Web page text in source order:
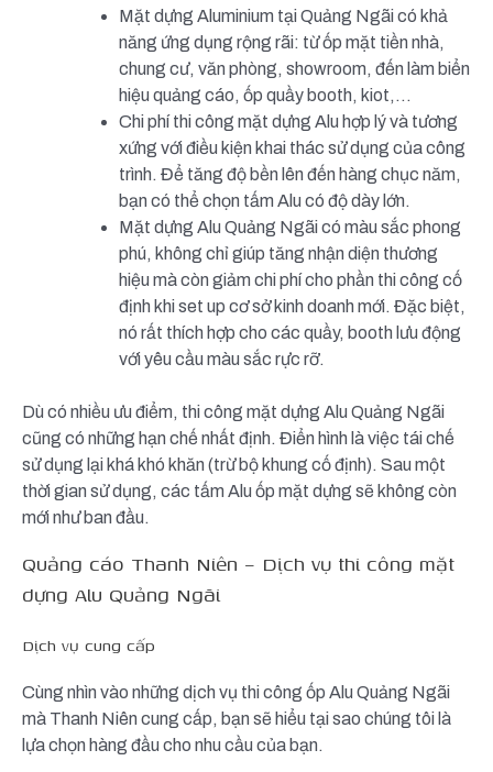
Mặt dựng Aluminium tại Quảng Ngãi có khả
năng ứng dụng rộng rãi: từ ốp mặt tiền nhà,
chung cư, văn phòng, showroom, đến làm biển
hiệu quảng cáo, ốp quầy booth, kiot,…
Chi phí thi công mặt dựng Alu hợp lý và tương
xứng với điều kiện khai thác sử dụng của công
trình. Để tăng độ bền lên đến hàng chục năm,
bạn có thể chọn tấm Alu có độ dày lớn.
Mặt dựng Alu Quảng Ngãi có màu sắc phong
phú, không chỉ giúp tăng nhận diện thương
hiệu mà còn giảm chi phí cho phần thi công cố
định khi set up cơ sở kinh doanh mới. Đặc biệt,
nó rất thích hợp cho các quầy, booth lưu động
với yêu cầu màu sắc rực rỡ.
Dù có nhiều ưu điểm, thi công mặt dựng Alu Quảng Ngãi
cũng có những hạn chế nhất định. Điển hình là việc tái chế
sử dụng lại khá khó khăn (trừ bộ khung cố định). Sau một
thời gian sử dụng, các tấm Alu ốp mặt dựng sẽ không còn
mới như ban đầu.
Quảng cáo Thanh Niên – Dịch vụ thi công mặt
dựng Alu Quảng Ngãi
Dịch vụ cung cấp
Cùng nhìn vào những dịch vụ thi công ốp Alu Quảng Ngãi
mà Thanh Niên cung cấp, bạn sẽ hiểu tại sao chúng tôi là
lựa chọn hàng đầu cho nhu cầu của bạn.